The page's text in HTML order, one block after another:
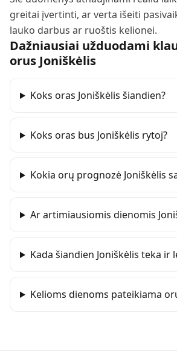
greitai įvertinti, ar verta išeiti
lauko darbus ar ruoštis kelionei.
Dažniausiai užduodami
orus Joniškėlis
Koks oras Joniškėlis šiandien?
Koks oras bus Joniškėlis rytoj?
Kokia orų prognozė Joniškėlis
Ar artimiausiomis dienomis
Kada šiandien Joniškėlis teka ir
Kelioms dienoms pateikiama